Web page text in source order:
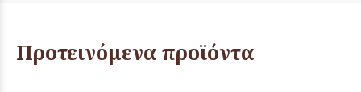
Προτεινόμενα προϊόντα